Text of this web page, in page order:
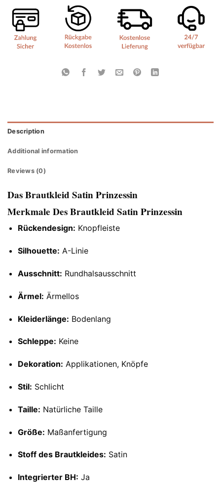
Description
Additional information
Reviews (0)
Das Brautkleid Satin Prinzessin
Merkmale Des Brautkleid Satin Prinzessin
Rückendesign: Knopfleiste
Silhouette: A-Linie
Ausschnitt: Rundhalsausschnitt
Ärmel: Ärmellos
Kleiderlänge: Bodenlang
Schleppe: Keine
Dekoration: Applikationen, Knöpfe
Stil: Schlicht
Taille: Natürliche Taille
Größe: Maßanfertigung
Stoff des Brautkleides: Satin
Integrierter BH: Ja